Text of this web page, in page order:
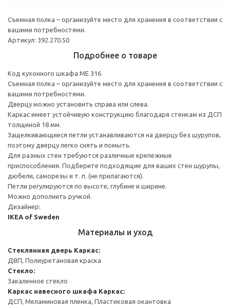
Съемная полка – организуйте место для хранения в соответствии с
вашими потребностями.
Артикул: 392.270.50
Подробнее о товаре
Код кухонного шкафа ME 316
Съемная полка – организуйте место для хранения в соответствии с
вашими потребностями.
Дверцу можно установить справа или слева.
Каркас имеет устойчивую конструкцию благодаря стенкам из ДСП
толщиной 18 мм.
Защелкивающиеся петли устанавливаются на дверцу без шурупов,
поэтому дверцу легко снять и помыть.
Для разных стен требуются различные крепежные
приспособления. Подберите подходящие для ваших стен шурупы,
дюбели, саморезы и т. п. (не прилагаются).
Петли регулируются по высоте, глубине и ширине.
Можно дополнить ручкой.
Дизайнер:
IKEA of Sweden
Материалы и уход
Стеклянная дверь Каркас:
ДВП, Полиуретановая краска
Стекло:
Закаленное стекло
Каркас навесного шкафа Каркас:
ДСП, Меламиновая пленка, Пластиковая окантовка